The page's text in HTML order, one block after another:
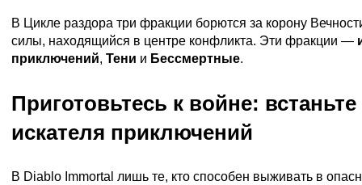
В Цикле раздора три фракции борются за корону
силы, находящийся в центре конфликта. Эти фракции —
приключений, Тени и Бессмертные.
Приготовьтесь к войне:
искателя приключений
В Diablo Immortal лишь те, кто способен выживать в